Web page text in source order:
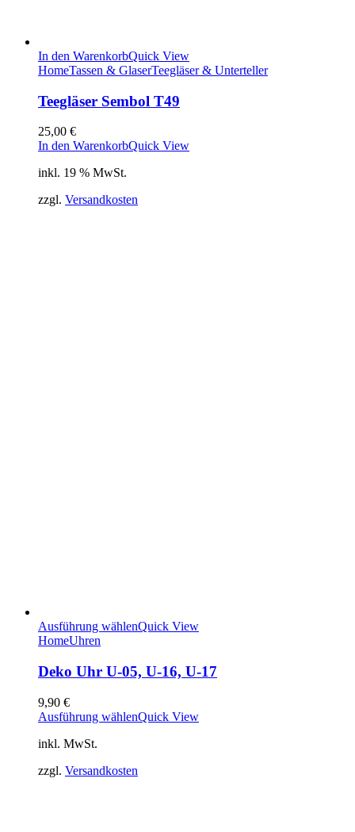
In den WarenkorbQuick View
HomeTassen & GlaserTeegläser & Unterteller
Teegläser Sembol T49
25,00 €
In den WarenkorbQuick View
inkl. 19 % MwSt.
zzgl. Versandkosten
Ausführung wählenQuick View
HomeUhren
Deko Uhr U-05, U-16, U-17
9,90 €
Ausführung wählenQuick View
inkl. MwSt.
zzgl. Versandkosten